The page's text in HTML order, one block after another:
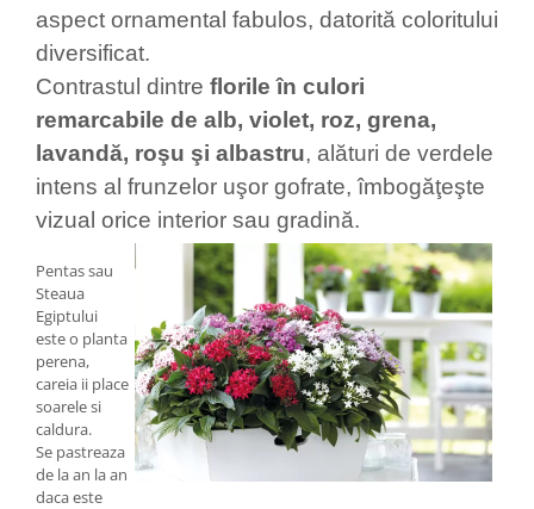
aspect ornamental fabulos, datorită coloritului
diversificat.
Contrastul dintre florile în culori
remarcabile de alb, violet, roz, grena,
lavandă, roşu şi albastru, alături de verdele
intens al frunzelor uşor gofrate, îmbogăţeşte
vizual orice interior sau gradină.
Pentas sau
Steaua
Egiptului
este o planta
perena,
careia ii place
soarele si
caldura.
Se pastreaza
de la an la an
daca este